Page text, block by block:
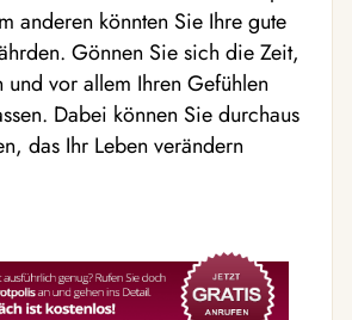
anderen könnten Sie Ihre gute
Gönnen Sie sich die Zeit,
und vor allem Ihren Gefühlen
Dabei können Sie durchaus
das Ihr Leben verändern